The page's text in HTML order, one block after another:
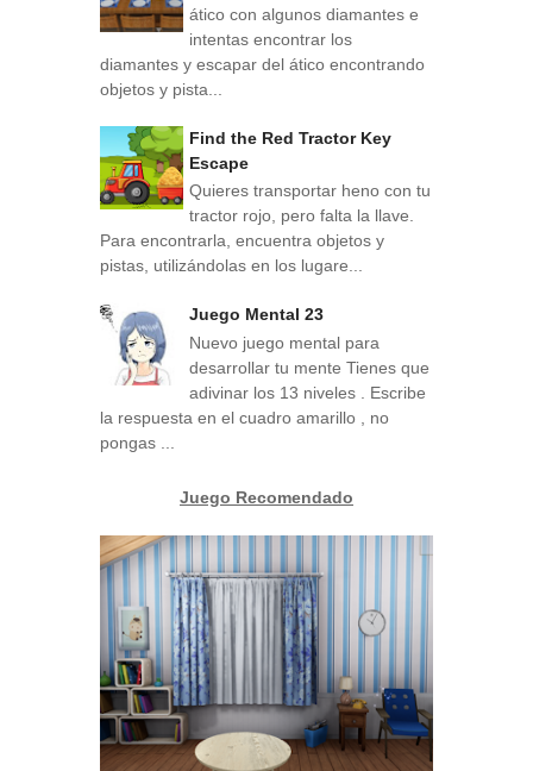
ático con algunos diamantes e
intentas encontrar los
diamantes y escapar del ático encontrando
objetos y pista...
Find the Red Tractor Key
Escape
Quieres transportar heno con tu
tractor rojo, pero falta la llave.
Para encontrarla, encuentra objetos y
pistas, utilizándolas en los lugare...
Juego Mental 23
Nuevo juego mental para
desarrollar tu mente Tienes que
adivinar los 13 niveles . Escribe
la respuesta en el cuadro amarillo , no
pongas ...
Juego Recomendado